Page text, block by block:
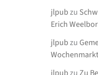
jlpubzu
Erich
jlpubzu